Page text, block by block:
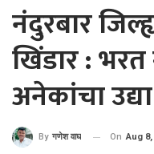
नंदुरबार
खिंडार :
अनेकांचा
By गणेश वाघ On Aug 8,